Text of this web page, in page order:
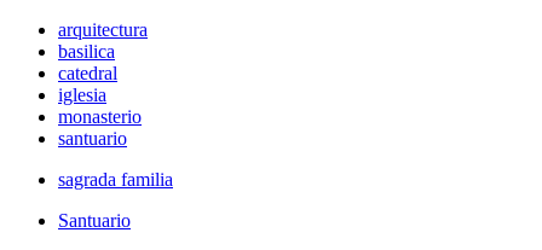
arquitectura
basilica
catedral
iglesia
monasterio
santuario
sagrada familia
Santuario